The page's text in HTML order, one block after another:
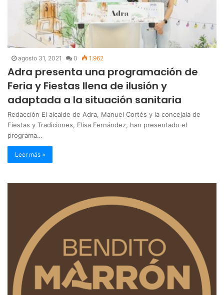
agosto 31, 2021 0 1.962
Adra presenta una programación de
Feria y Fiestas llena de ilusión y
adaptada a la situación sanitaria
Redacción El alcalde de Adra, Manuel Cortés y la concejala de
Fiestas y Tradiciones, Elisa Fernández, han presentado el
programa…
Leer más »